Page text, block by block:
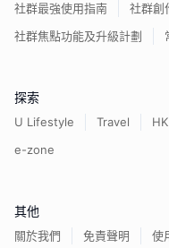
社群最強使用指南
社群創
社群焦點功能及升級計劃
探索
U Lifestyle Travel HK
e-zone
其他
關於我們 免責聲明 使